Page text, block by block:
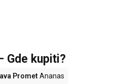
Gde kupiti?
PrometAnanas